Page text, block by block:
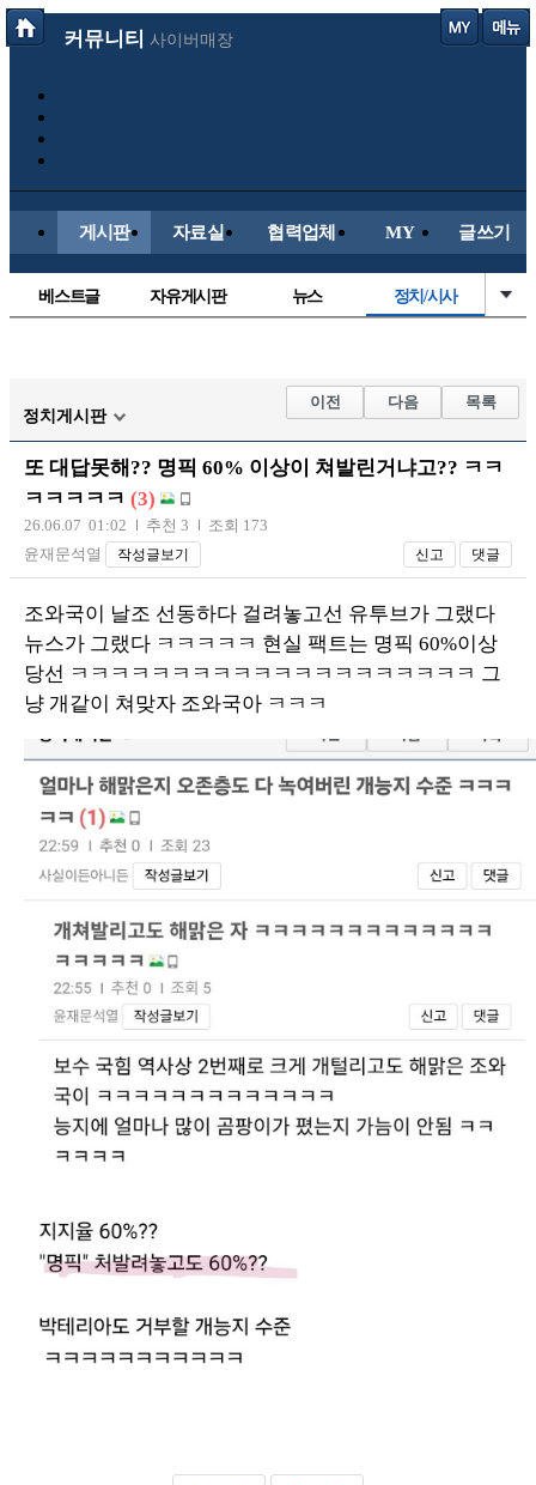
커뮤니티 사이버매장
게시판 자료실 협력업체 MY 글쓰기
베스트글 자유게시판 뉴스 정치/시사
해외축구
국내축구
정치게시판
이전 다음 목록
또 대답못해?? 명픽 60% 이상이 쳐발린거냐고?? ㅋㅋ
ㅋㅋㅋㅋㅋ (3)
26.06.07 01:02 추천 3
조회 173
윤재문석열
작성글보기 신고 댓글
조와국이 날조 선동하다 걸려놓고선 유투브가 그랬다
뉴스가 그랬다 ㅋㅋㅋㅋㅋ 현실 팩트는 명픽 60%이상
당선 ㅋㅋㅋㅋㅋㅋㅋㅋㅋㅋㅋㅋㅋㅋㅋㅋㅋㅋㅋㅋ 그
냥 개같이 쳐맞자 조와국아 ㅋㅋㅋ